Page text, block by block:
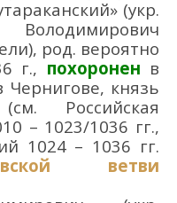
(укр.
мирович
), род. вероятно
г., похоронен в
Чернигове, князь
(см. Российская
– 1023/1036 гг.,
1024 – 1036 гг.
ой ветви